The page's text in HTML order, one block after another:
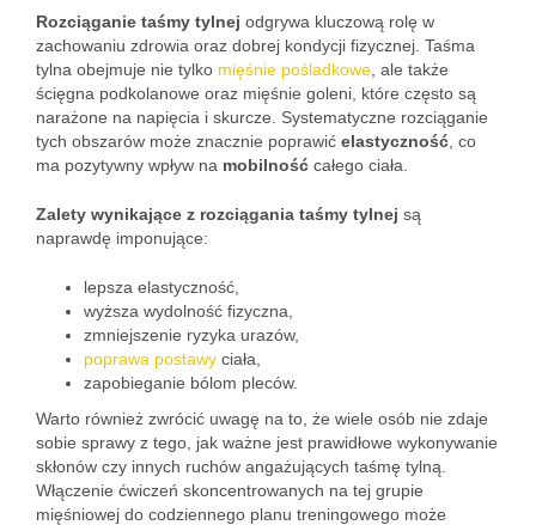
Rozciąganie taśmy tylnej odgrywa kluczową rolę w
zachowaniu zdrowia oraz dobrej kondycji fizycznej. Taśma
tylna obejmuje nie tylko mięśnie pośladkowe , ale także
ścięgna podkolanowe oraz mięśnie goleni, które często są
narażone na napięcia i skurcze. Systematyczne rozciąganie
tych obszarów może znacznie poprawić elastyczność , co
ma pozytywny wpływ na mobilność całego ciała.
Zalety wynikające z rozciągania taśmy tylnej są
naprawdę imponujące:
lepsza elastyczność,
wyższa wydolność fizyczna,
zmniejszenie ryzyka urazów,
poprawa postawy ciała,
zapobieganie bólom pleców.
Warto również zwrócić uwagę na to, że wiele osób nie zdaje
sobie sprawy z tego, jak ważne jest prawidłowe wykonywanie
skłonów czy innych ruchów angażujących taśmę tylną.
Włączenie ćwiczeń skoncentrowanych na tej grupie
mięśniowej do codziennego planu treningowego może